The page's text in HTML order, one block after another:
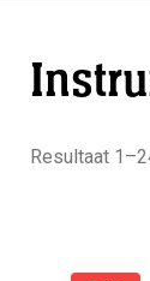
Resultaat